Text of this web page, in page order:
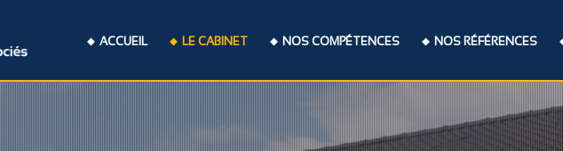
ACCUEIL LE CABINET NOS COMPÉTENCES NOS RÉFÉRENCES